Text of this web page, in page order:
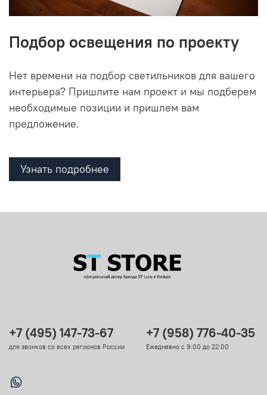
Подбор освещения по проекту
Нет времени на подбор светильников для вашего
интерьера? Пришлите нам проект и мы подберем
необходимые позиции и пришлем вам
предложение.
Узнать подробнее
+7 (495) 147-73-67
для звонков со всех регионов России
+7 (958) 776-40-35
Ежедневно с 9:00 до 22:00